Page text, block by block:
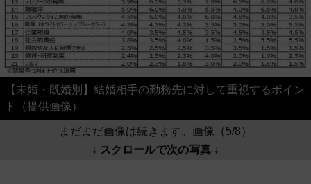
【未婚・既婚別】結婚相手の勤務先に対して重視するポイン
ト（提供画像）
まだまだ画像は続きます。画像（5/8）
↓ スクロールで次の写真 ↓